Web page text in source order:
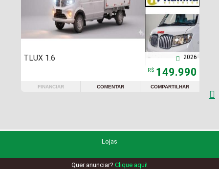
TLUX 1.6 2026

R$ 149.990
FINANCIAR COMENTAR COMPARTILHAR

Lojas
Quer anunciar? Clique aqui!